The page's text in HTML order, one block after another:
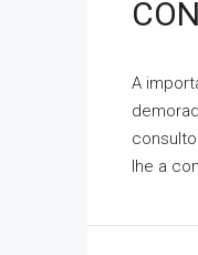
A
lhe a